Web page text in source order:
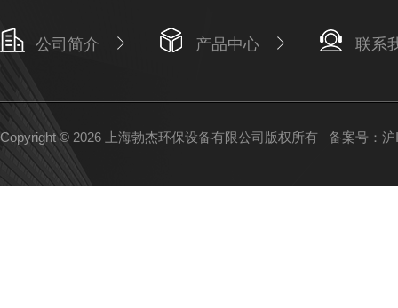
公司简介 产品中心 联系
Copyright © 2026 上海勃杰环保设备有限公司版权所有 备案号：